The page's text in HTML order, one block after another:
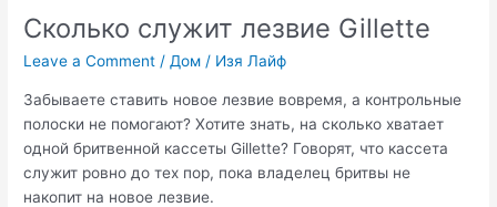
ластик
из
жесткого
Сколько служит лезвие Gillette
Leave a Comment / Дом / Изя Лайф
Забываете ставить новое лезвие вовремя, а контрольные
полоски не помогают? Хотите знать, на сколько хватает
одной бритвенной кассеты Gillette? Говорят, что кассета
служит ровно до тех пор, пока владелец бритвы не
накопит на новое лезвие.